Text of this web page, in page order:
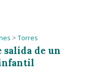
> Torres
salida de un